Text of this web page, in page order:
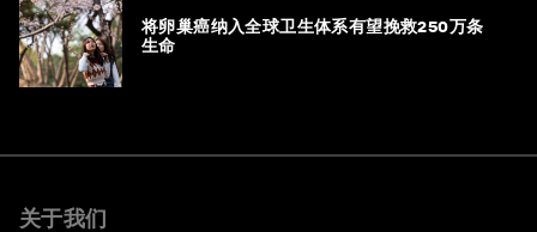
将卵巢癌纳入全球卫生体系有望挽救250万条
生命
关于我们